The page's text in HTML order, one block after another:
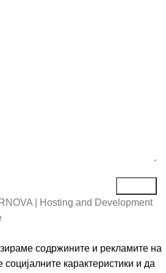
| Hosting and Development
содржините и рекламите на
социјалните карактеристики и да